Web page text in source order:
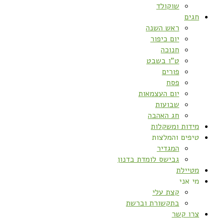
שוקולד
חגים
ראש השנה
יום כיפור
חנוכה
ט”ו בשבט
פורים
פסח
יום העצמאות
שבועות
חג האהבה
מידות ומשקלות
טיפים והמלצות
המגדיר
גבישס לומדת בדנון
מטיילת
מי אני
קצת עלי
בתקשורת וברשת
צרו קשר